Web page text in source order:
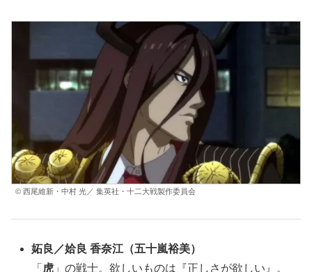
© 西尾維新・中村 光／ 集英社・十二大戦製作委員会
妬良 ／姶良 香奈江 （五十嵐裕美）
「 虎 」の戦士。欲しいものは『正しさが欲しい』。